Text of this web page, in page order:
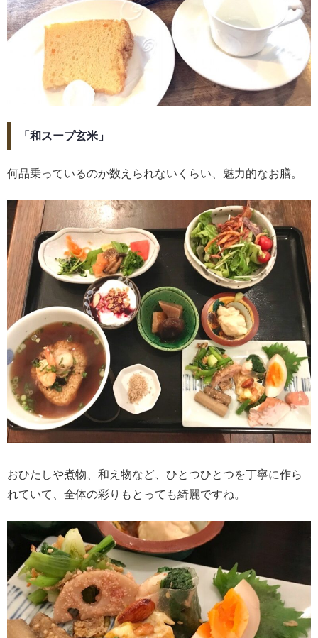
「和スープ玄米」
何品乗っているのか数えられないくらい、魅力的なお膳。
おひたしや煮物、和え物など、ひとつひとつを丁寧に作ら
れていて、全体の彩りもとっても綺麗ですね。